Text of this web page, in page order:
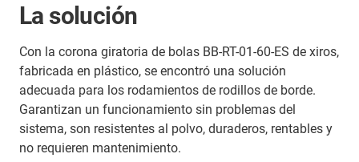
La solución
Con la corona giratoria de bolas BB-RT-01-60-ES de xiros,
fabricada en plástico, se encontró una solución
adecuada para los rodamientos de rodillos de borde.
Garantizan un funcionamiento sin problemas del
sistema, son resistentes al polvo, duraderos, rentables y
no requieren mantenimiento.